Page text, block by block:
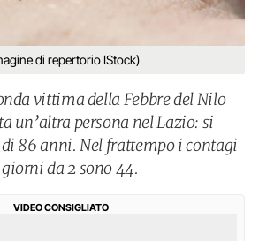
di repertorio IStock)
vittima della Febbre del Nilo
un’altra persona nel Lazio: si
86 anni. Nel frattempo i contagi
da 2 sono 44.
VIDEO CONSIGLIATO